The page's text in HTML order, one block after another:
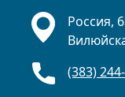
Россия,
(383)